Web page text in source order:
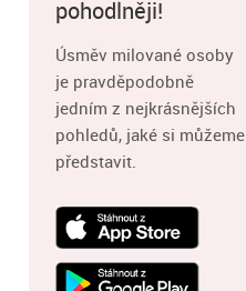
pohodlněji!
Úsměv milované osoby
je pravděpodobně
jedním z nejkrásnějších
pohledů, jaké si můžeme
představit.